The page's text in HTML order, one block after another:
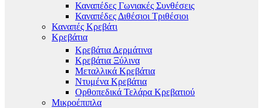
Καναπέδες Γωνιακές Συνθέσεις
Καναπέδες Διθέσιοι Τριθέσιοι
Καναπές Κρεβάτι
Κρεβάτια
Κρεβάτια Δερμάτινα
Κρεβάτια Ξύλινα
Μεταλλικά Κρεβάτια
Ντυμένα Κρεβάτια
Ορθοπεδικά Τελάρα Κρεβατιού
Μικροέπιπλα